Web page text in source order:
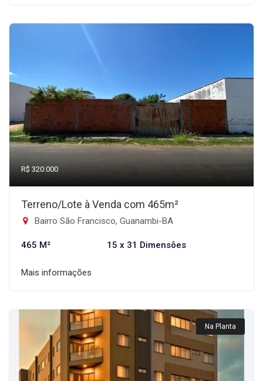
R$ 320.000
Terreno/Lote à Venda com 465m²
Bairro São Francisco, Guanambi-BA
465 M² 15 x 31 Dimensões
Mais informações
Na Planta